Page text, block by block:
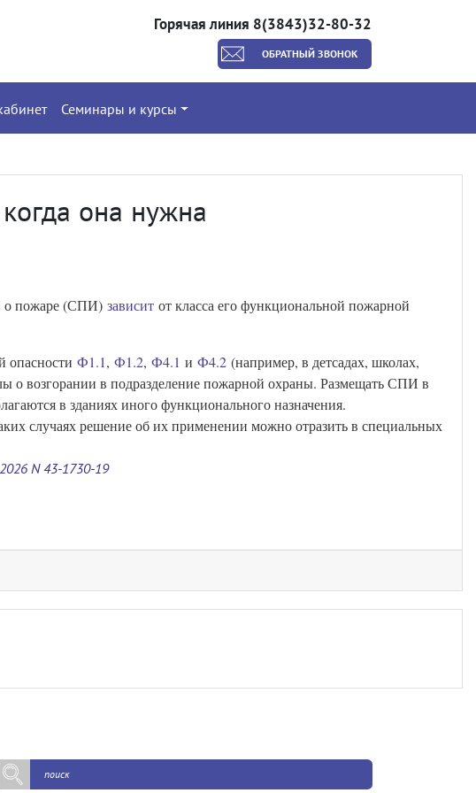
Горячая линия 8(3843)32-80-32
ОБРАТНЫЙ ЗВОНОК
Семинары и курсы
она нужна
о пожаре (СПИ) зависит от класса его функциональной пожарной
опасности Ф1.1, Ф1.2, Ф4.1 и Ф4.2 (например, в детсадах, школах,
о возгорании в подразделение пожарной охраны. Размещать СПИ в
в зданиях иного функционального назначения.
случаях решение об их применении можно отразить в специальных
N 43-1730-19